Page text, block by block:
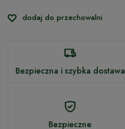
dodaj do przechowalni
Bezpieczna i szybka dostawa
Bezpieczne